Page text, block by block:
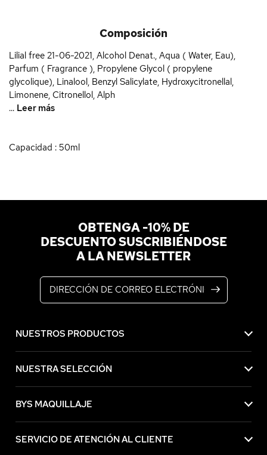
Composición
Lilial free 21-06-2021, Alcohol Denat., Aqua ( Water, Eau),
Parfum ( Fragrance ), Propylene Glycol ( propylene
glycolique), Linalool, Benzyl Salicylate, Hydroxycitronellal,
Limonene, Citronellol, Alph
... Leer más
Capacidad : 50ml
OBTENGA -10% DE
DESCUENTO SUSCRIBIÉNDOSE
A LA NEWSLETTER
NUESTROS PRODUCTOS
NUESTRA SELECCIÓN
BYS MAQUILLAJE
SERVICIO DE ATENCIÓN AL CLIENTE